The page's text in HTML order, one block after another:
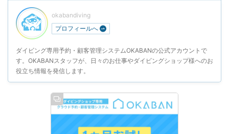
okabandiving
プロフィールへ
ダイビング専用予約・顧客管理システムOKABANの公式アカウントで
す。OKABANスタッフが、日々のお仕事やダイビングショップ様へのお
役立ち情報を発信します。